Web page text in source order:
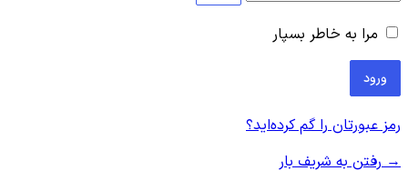
مرا به خاطر بسپار
رمز عبورتان را گم کرده‌اید؟
→ رفتن به شریف بار